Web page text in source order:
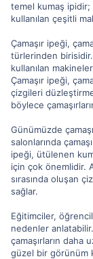
temel kumaş ipidir;
kullanılan çeşitli
Çamaşır ipeği,
türlerinden birisidir.
kullanılan
Çamaşır ipeği,
çizgileri
böylece
Günümüzde
salonlarında
ipeği, ütülenen
için çok önemlidir.
sırasında oluşan
sağlar.
Eğitimciler,
nedenler
çamaşırların daha
güzel bir görünüm